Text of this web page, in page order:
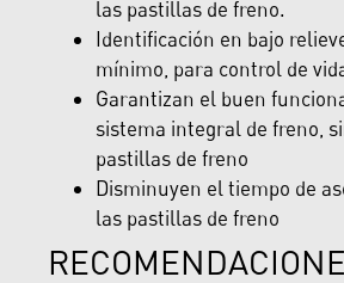
las pastillas de freno.
Identificación en bajo
mínimo, para control de
Garantizan el buen
sistema integral de freno,
pastillas de freno
Disminuyen el tiempo de
las pastillas de freno